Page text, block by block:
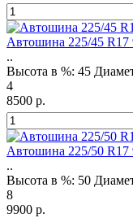
Автошина 225/45 R17
..
Высота в %: 45
4
8500 р.
Автошина 225/50 R17
..
Высота в %: 50
8
9900 р.